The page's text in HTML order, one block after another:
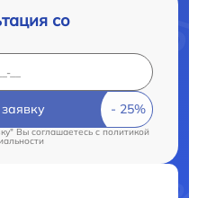
со
Вы соглашаетесь cполитикой